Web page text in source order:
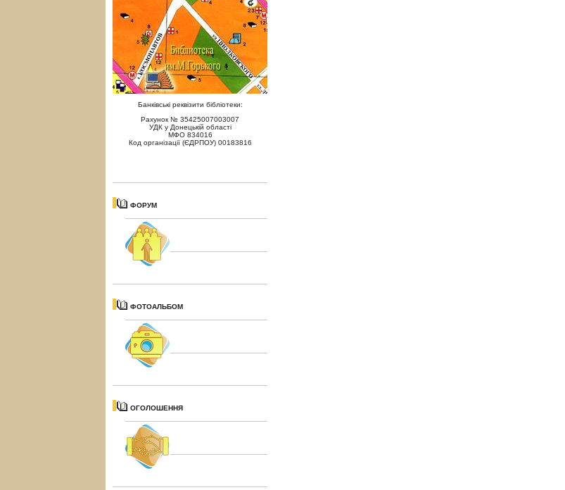
Банківські реквізити бібліотеки:
Рахунок № 35425007003007
УДК у Донецькій області
МФО 834016
Код організації (ЄДРПОУ) 00183816
ФОРУМ
ФОТОАЛЬБОМ
ОГОЛОШЕННЯ